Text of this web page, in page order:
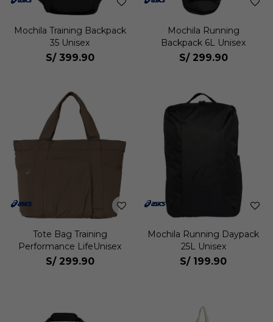
Mochila Training Backpack
35 Unisex
S/ 399.90
Mochila Running
Backpack 6L Unisex
S/ 299.90
Tote Bag Training
Performance LifeUnisex
S/ 299.90
Mochila Running Daypack
25L Unisex
S/ 199.90